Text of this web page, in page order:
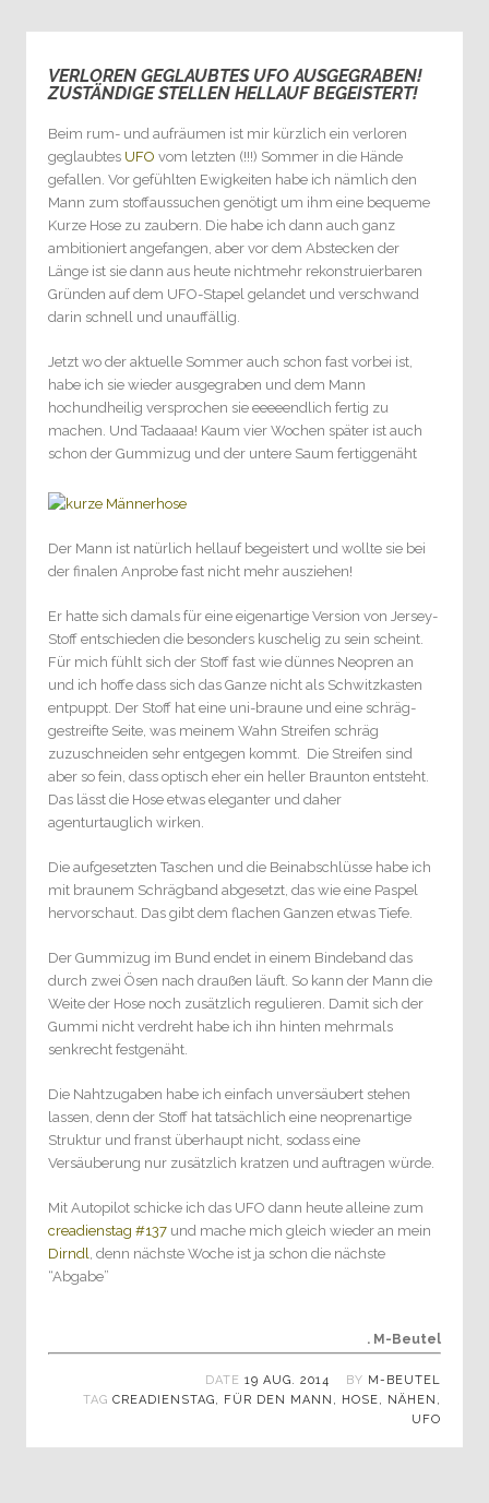
VERLOREN GEGLAUBTES UFO AUSGEGRABEN!
ZUSTÄNDIGE STELLEN HELLAUF BEGEISTERT!
Beim rum- und aufräumen ist mir kürzlich ein verloren
geglaubtes UFO vom letzten (!!!) Sommer in die Hände
gefallen. Vor gefühlten Ewigkeiten habe ich nämlich den
Mann zum stoffaussuchen genötigt um ihm eine bequeme
Kurze Hose zu zaubern. Die habe ich dann auch ganz
ambitioniert angefangen, aber vor dem Abstecken der
Länge ist sie dann aus heute nichtmehr rekonstruierbaren
Gründen auf dem UFO-Stapel gelandet und verschwand
darin schnell und unauffällig.
Jetzt wo der aktuelle Sommer auch schon fast vorbei ist,
habe ich sie wieder ausgegraben und dem Mann
hochundheilig versprochen sie eeeeendlich fertig zu
machen. Und Tadaaaa! Kaum vier Wochen später ist auch
schon der Gummizug und der untere Saum fertiggenäht
Der Mann ist natürlich hellauf begeistert und wollte sie bei
der finalen Anprobe fast nicht mehr ausziehen!
Er hatte sich damals für eine eigenartige Version von Jersey-
Stoff entschieden die besonders kuschelig zu sein scheint.
Für mich fühlt sich der Stoff fast wie dünnes Neopren an
und ich hoffe dass sich das Ganze nicht als Schwitzkasten
entpuppt. Der Stoff hat eine uni-braune und eine schräg-
gestreifte Seite, was meinem Wahn Streifen schräg
zuzuschneiden sehr entgegen kommt. Die Streifen sind
aber so fein, dass optisch eher ein heller Braunton entsteht.
Das lässt die Hose etwas eleganter und daher
agenturtauglich wirken.
Die aufgesetzten Taschen und die Beinabschlüsse habe ich
mit braunem Schrägband abgesetzt, das wie eine Paspel
hervorschaut. Das gibt dem flachen Ganzen etwas Tiefe.
Der Gummizug im Bund endet in einem Bindeband das
durch zwei Ösen nach draußen läuft. So kann der Mann die
Weite der Hose noch zusätzlich regulieren. Damit sich der
Gummi nicht verdreht habe ich ihn hinten mehrmals
senkrecht festgenäht.
Die Nahtzugaben habe ich einfach unversäubert stehen
lassen, denn der Stoff hat tatsächlich eine neoprenartige
Struktur und franst überhaupt nicht, sodass eine
Versäuberung nur zusätzlich kratzen und auftragen würde.
Mit Autopilot schicke ich das UFO dann heute alleine zum
creadienstag #137 und mache mich gleich wieder an mein
Dirndl, denn nächste Woche ist ja schon die nächste
“Abgabe”
. M-Beutel
DATE 19 AUG. 2014 BY M-BEUTEL
TAG CREADIENSTAG, FÜR DEN MANN , HOSE, NÄHEN ,
UFO